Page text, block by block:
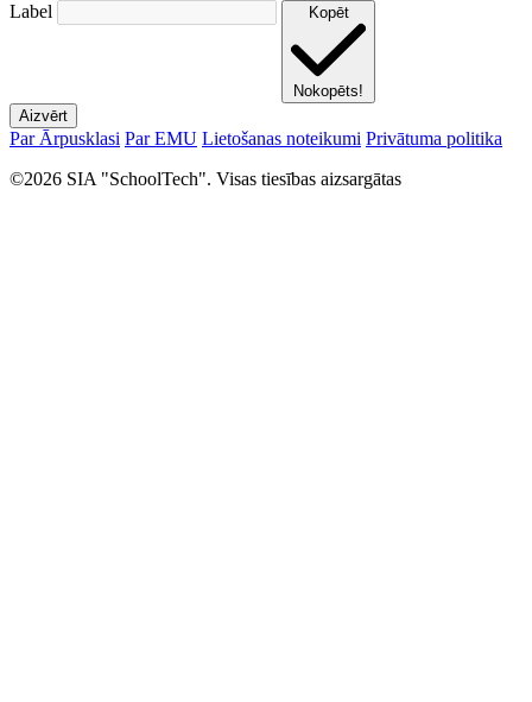
Label Kopēt
Nokopēts!
Aizvērt
Par Ārpusklasi Par EMU Lietošanas noteikumi Privātuma politika
©2026 SIA "SchoolTech". Visas tiesības aizsargātas